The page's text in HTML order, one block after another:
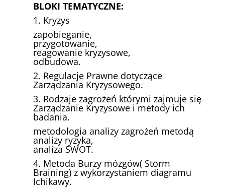
BLOKI TEMATYCZNE:
1. Kryzys
zapobieganie,
przygotowanie,
reagowanie kryzysowe,
odbudowa.
2. Regulacje Prawne dotyczące
Zarządzania Kryzysowego.
3. Rodzaje zagrożeń którymi zajmuje się
Zarządzanie Kryzysowe i metody ich
badania.
metodologia analizy zagrożeń metodą
analizy ryzyka,
analiza SWOT.
4. Metoda Burzy mózgów( Storm
Braining) z wykorzystaniem diagramu
Ichikawy.